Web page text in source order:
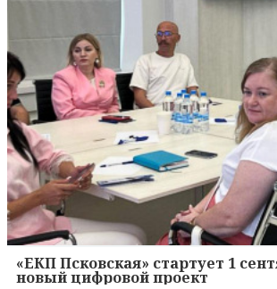
«ЕКП Псковская» стартует 1
новый цифровой проект